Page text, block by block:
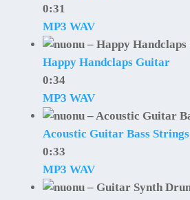
0:31
MP3 WAV
Happy Handclaps Guitar
0:34
MP3 WAV
Acoustic Guitar Bass Strings
0:33
MP3 WAV